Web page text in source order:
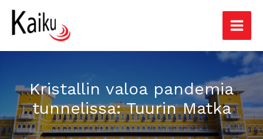
Siirry
sisältöön
Kristallin valoa pandemia
tunnelissa: Tuurin Matka